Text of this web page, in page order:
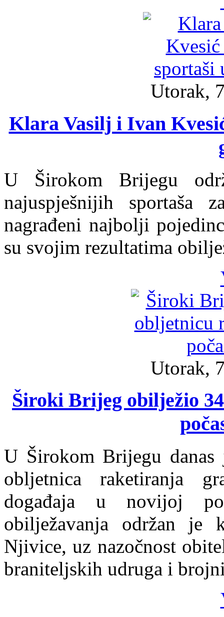
Utorak,
Klara Vasilj i Ivan
U Širokom Brijegu
najuspješnijih
nagrađeni najbolji
su svojim rezultatima
Utorak,
Široki Brijeg obilježio
U Širokom Brijegu danas
obljetnica raketiranja
događaja u novijoj
obilježavanja održan je
Njivice, uz nazočnost
braniteljskih udruga i